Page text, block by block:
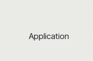
Application